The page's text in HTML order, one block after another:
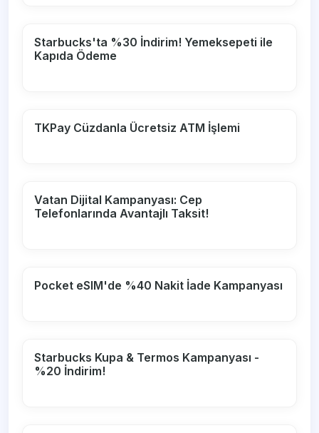
Starbucks'ta %30 İndirim! Yemeksepeti ile
Kapıda Ödeme
TKPay Cüzdanla Ücretsiz ATM İşlemi
Vatan Dijital Kampanyası: Cep
Telefonlarında Avantajlı Taksit!
Pocket eSIM'de %40 Nakit İade Kampanyası
Starbucks Kupa & Termos Kampanyası -
%20 İndirim!